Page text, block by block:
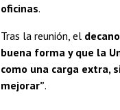
oficinas.
Tras la reunión, el
buena forma y que la
como una carga extra,
mejorar”.